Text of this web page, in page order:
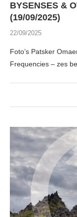
BYSENSES &
(19/09/2025)
22/09/2025
Foto’s Patsker
Frequencies – zes